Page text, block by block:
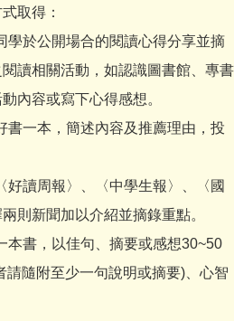
取得：
學於公開場合的閱讀心得分享並摘
讀相關活動，如認識圖書館、專書
內容或寫下心得感想。
書一本，簡述內容及推薦理由，投
好讀周報〉、〈中學生報〉、〈國
則新聞加以介紹並摘錄重點。
本書，以佳句、摘要或感想30~50
請隨附至少一句說明或摘要)、心智